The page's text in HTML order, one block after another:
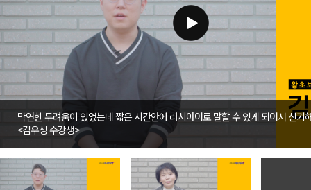
막연한 두려움이 있었는데 짧은 시간안에 러시아어로 말할 수 있게 되어서 신기
<김우성수강생>